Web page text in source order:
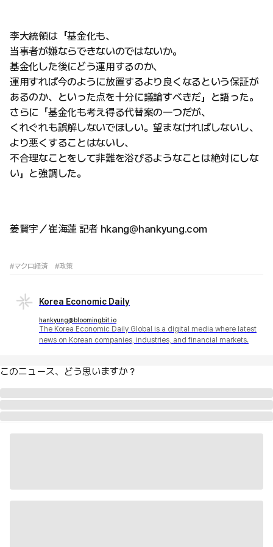
李大統領は「基金化も、
当事者が嫌ならできないのではないか。
基金化した後にどう運用するのか、
運用すれば今のように放置するより良くなるという保証が
あるのか、といった点を十分に議論すべきだ」と語った。
さらに「基金化も考え得る代替案の一つだが、
くれぐれも誤解しないでほしい。望まなければしないし、
より悪くすることはないし、
不合理なことをして非難を浴びるようなことは絶対にしな
い」と強調した。
姜賢宇／崔海蓮 記者 hkang@hankyung.com
#マクロ経済 #政策
Korea Economic Daily
hankyung@bloomingbit.io
The Korea Economic Daily Global is a digital media where latest
news on Korean companies, industries, and financial markets.
このニュース、どう思いますか？